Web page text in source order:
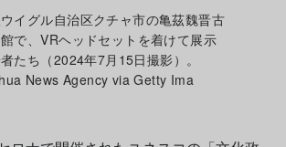
イグル自治区クチャ市の亀茲魏晋古
で、VRヘッドセットを着けて展示
たち（2024年7月15日撮影）。
News Agency via Getty Ima